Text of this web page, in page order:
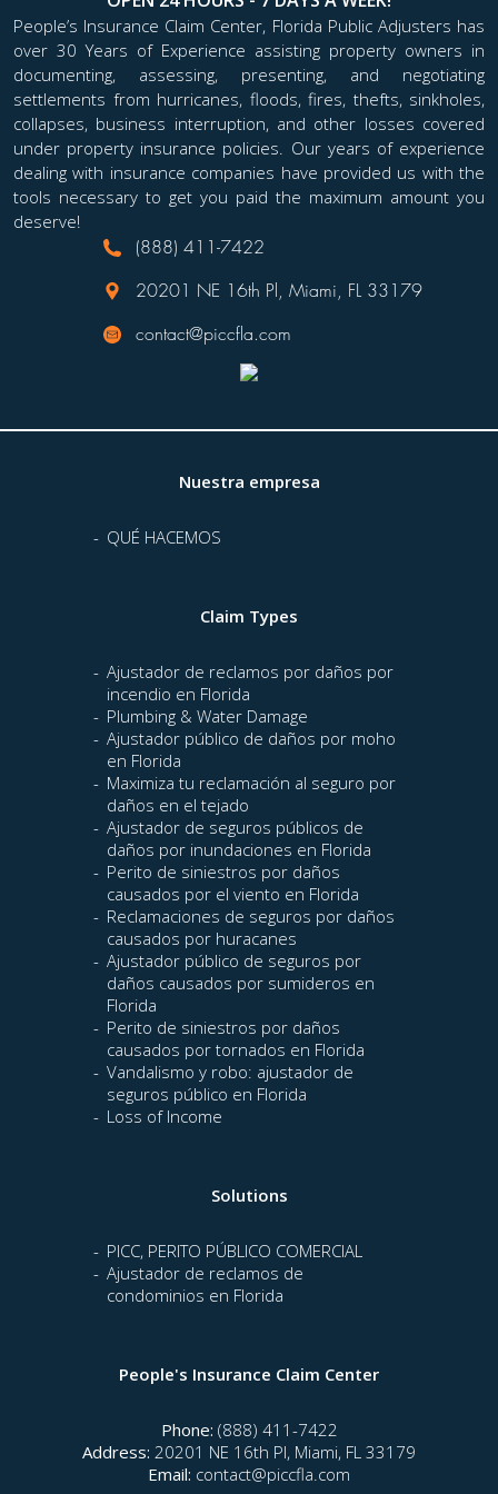
tiene derechos y obligaciones. Uno de ellos es la
posibilidad de contratar a un ajustador público
para que lo represente. Entonces, ¿cómo saber
cuándo necesita contratar a un profesional que
represente sus intereses? Necesitará documentar,
presentar y probar un reclamo. Cuando su
reclamación...
People’s Insurance Claim Center, Florida Public Adjusters has
over 30 Years of Experience assisting property owners in
documenting, assessing, presenting, and negotiating
settlements from hurricanes, floods, fires, thefts, sinkholes,
collapses, business interruption, and other losses covered
under property insurance policies. Our years of experience
dealing with insurance companies have provided us with the
tools necessary to get you paid the maximum amount you
deserve!
(888) 411-7422
20201 NE 16th Pl, Miami, FL 33179
contact@piccfla.com
Nuestra empresa
QUÉ HACEMOS
People's Insurance Claim Center
Phone: (888) 411-7422
Address: 20201 NE 16th Pl, Miami, FL 33179
Email: contact@piccfla.com
Claim Types
Ajustador de reclamos por daños por
incendio en Florida
Plumbing & Water Damage
Ajustador público de daños por moho
en Florida
Maximiza tu reclamación al seguro por
daños en el tejado
Ajustador de seguros públicos de
daños por inundaciones en Florida
Perito de siniestros por daños
causados por el viento en Florida
Reclamaciones de seguros por daños
causados por huracanes
Ajustador público de seguros por
daños causados por sumideros en
Florida
Perito de siniestros por daños
causados por tornados en Florida
Vandalismo y robo: ajustador de
seguros público en Florida
Loss of Income
Solutions
PICC, PERITO PÚBLICO COMERCIAL
Ajustador de reclamos de
condominios en Florida